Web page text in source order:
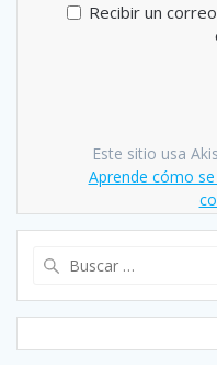
Recibir un
Este sitio usa
Aprende cómo